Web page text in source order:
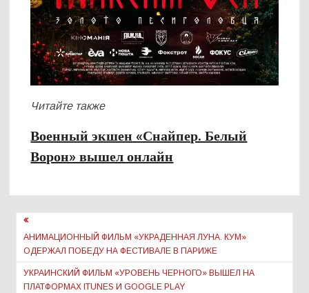
Читайте также
Военный экшен «Снайпер. Белый
Ворон» вышел онлайн
Навигация
по
записям
АНИМАЦИОННЫЙ ФИЛЬМ «УКРАДЕННАЯ ЛУНА. КУМ»
ОДЕРЖАЛ ПОБЕДУ НА ФЕСТИВАЛЕ В ПАРИЖЕ
УКРАИНСКИЙ ФИЛЬМ «УРОВЕНЬ ЧЕРНОГО» ВЫШЕЛ НА
ПЛАТФОРМАХ ITUNES И GOOGLE PLAY